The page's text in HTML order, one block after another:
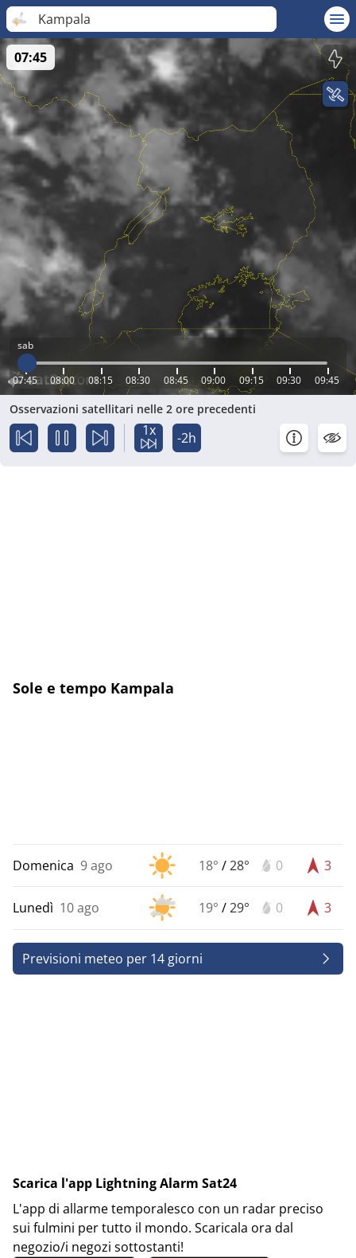
Kampala
sab
07:45 08:00 08:15 08:30 08:45 09:00 09:15 09:30 09:45
07:45
Osservazioni satellitari nelle 2 ore precedenti
1x -2h
Sole e tempo Kampala
Domenica 9 ago 18° /28° 0 3
Lunedì 10 ago 19° /29° 0 3
Previsioni meteo per 14 giorni
Scarica l'app Lightning Alarm Sat24
L'app di allarme temporalesco con un radar preciso
sui fulmini per tutto il mondo. Scaricala ora dal
negozio/i negozi sottostanti!